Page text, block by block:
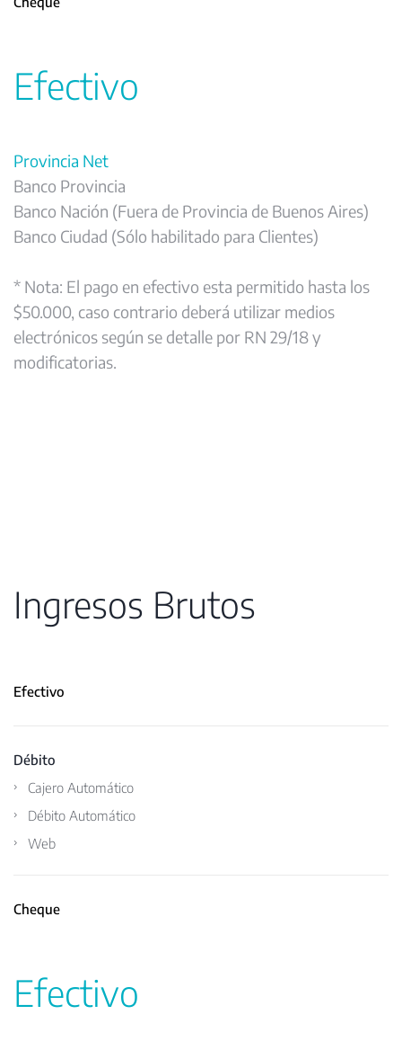
Efectivo
Provincia Net
Banco Provincia
Banco Nación (Fuera de Provincia de Buenos Aires)
Banco Ciudad (Sólo habilitado para Clientes)
* Nota: El pago en efectivo esta permitido hasta los
$50.000, caso contrario deberá utilizar medios
electrónicos según se detalle por RN 29/18 y
modificatorias.
Ingresos Brutos
Efectivo
Débito
Cajero Automático
Débito Automático
Web
Cheque
Efectivo